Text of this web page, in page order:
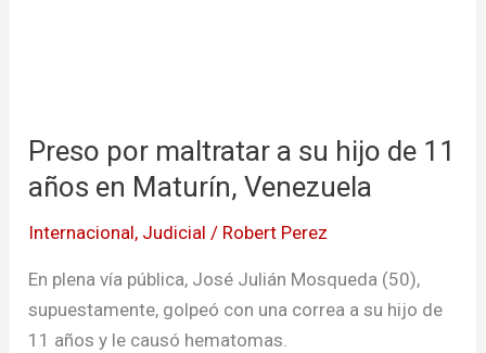
Preso por maltratar a su hijo de 11
años en Maturín, Venezuela
Internacional, Judicial / Robert Perez
En plena vía pública, José Julián Mosqueda (50),
supuestamente, golpeó con una correa a su hijo de
11 años y le causó hematomas.
maltratar
a
hijo
de
11
años